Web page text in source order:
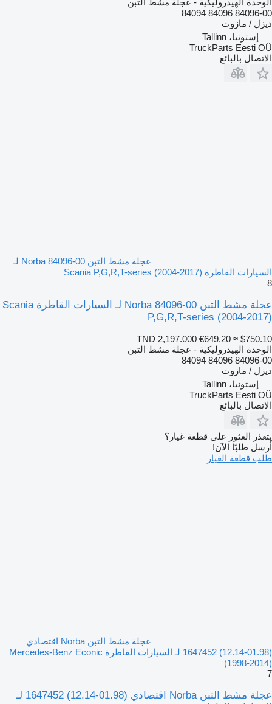
84096-00 84096 84094
ديزل / مازوت
إستونيا، Tallinn
TruckParts Eesti OÜ
الاتصال بالبائع
عجلة مشط التبن Norba 84096-00 لـ
السيارات القاطرة Scania P,G,R,T-series (2004-2017)
8
عجلة مشط التبن Norba 84096-00 لـ السيارات القاطرة Scania
P,G,R,T-series (2004-2017)
TND 2,197.000 €649.20 ≈ $750.10
الوحدة الهيدروليكية - عجلة مشط التبن
84096-00 84096 84094
ديزل / مازوت
إستونيا، Tallinn
TruckParts Eesti OÜ
الاتصال بالبائع
يتعذر العثور على قطعة غيار؟
أرسل طلبًا الآن!
طلب قطعة الغيار
عجلة مشط التبن Norba اقتصادي
(01.98-12.14) 1647452 لـ السيارات القاطرة Mercedes-Benz Econic
(1998-2014)
7
عجلة مشط التبن Norba اقتصادي (01.98-12.14) 1647452 لـ